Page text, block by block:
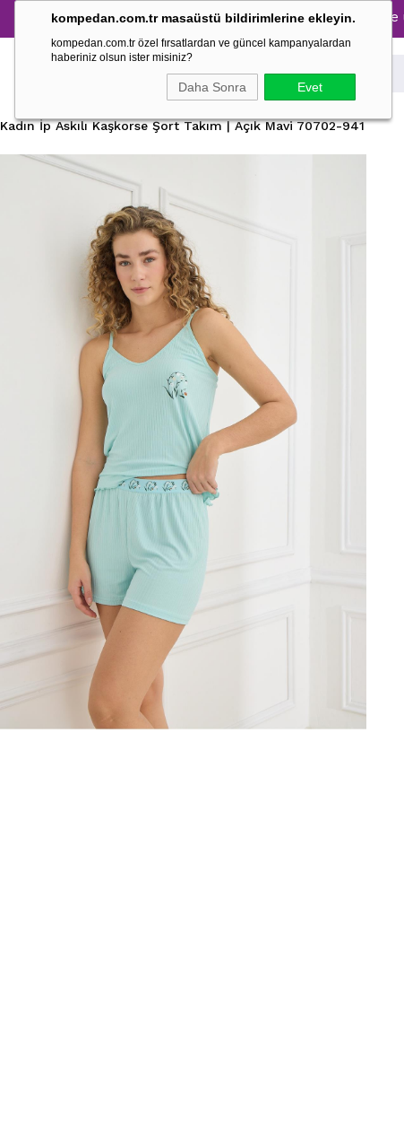
kompedan.com.tr masaüstü bildirimlerine ekleyin.
kompedan.com.tr özel fırsatlardan ve güncel kampanyalardan
haberiniz olsun ister misiniz?
Daha Sonra Evet
Tüm Pijama Takımlarında %30 İndirim → 1500 TL ve
Kadın İp Askılı Kaşkorse Şort Takım | Açık Mavi 70702-941